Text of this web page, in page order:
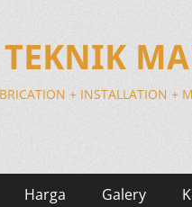
TEKNIK
+ INSTALLATION +
Harga Galery